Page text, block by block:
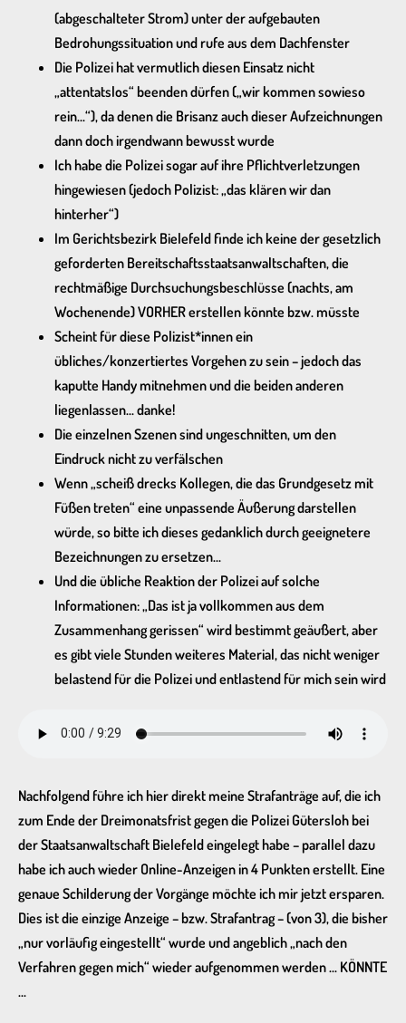
(abgeschalteter Strom) unter der aufgebauten
Bedrohungssituation und rufe aus dem Dachfenster
Die Polizei hat vermutlich diesen Einsatz nicht
„attentatslos“ beenden dürfen („wir kommen sowieso
rein…“), da denen die Brisanz auch dieser Aufzeichnungen
dann doch irgendwann bewusst wurde
Ich habe die Polizei sogar auf ihre Pflichtverletzungen
hingewiesen (jedoch Polizist: „das klären wir dan
hinterher“)
Im Gerichtsbezirk Bielefeld finde ich keine der gesetzlich
geforderten Bereitschaftsstaatsanwaltschaften, die
rechtmäßige Durchsuchungsbeschlüsse (nachts, am
Wochenende) VORHER erstellen könnte bzw. müsste
Scheint für diese Polizist*innen ein
übliches/konzertiertes Vorgehen zu sein – jedoch das
kaputte Handy mitnehmen und die beiden anderen
liegenlassen… danke!
Die einzelnen Szenen sind ungeschnitten, um den
Eindruck nicht zu verfälschen
Wenn „scheiß drecks Kollegen, die das Grundgesetz mit
Füßen treten“ eine unpassende Äußerung darstellen
würde, so bitte ich dieses gedanklich durch geeignetere
Bezeichnungen zu ersetzen…
Und die übliche Reaktion der Polizei auf solche
Informationen: „Das ist ja vollkommen aus dem
Zusammenhang gerissen“ wird bestimmt geäußert, aber
es gibt viele Stunden weiteres Material, das nicht weniger
belastend für die Polizei und entlastend für mich sein wird
Nachfolgend führe ich hier direkt meine Strafanträge auf, die ich
zum Ende der Dreimonatsfrist gegen die Polizei Gütersloh bei
der Staatsanwaltschaft Bielefeld eingelegt habe – parallel dazu
habe ich auch wieder Online-Anzeigen in 4 Punkten erstellt. Eine
genaue Schilderung der Vorgänge möchte ich mir jetzt ersparen.
Dies ist die einzige Anzeige – bzw. Strafantrag – (von 3), die bisher
„nur vorläufig eingestellt“ wurde und angeblich „nach den
Verfahren gegen mich“ wieder aufgenommen werden … KÖNNTE
…